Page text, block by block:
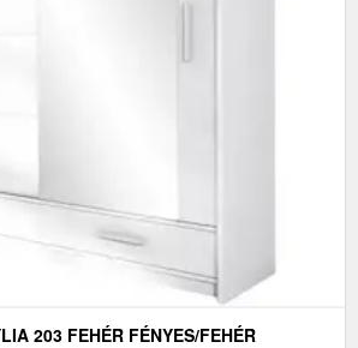
203 FEHÉR FÉNYES/FEHÉR